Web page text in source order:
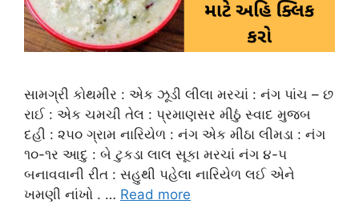
સામગ્રી કોથમીર : એક ઝૂડી લીલા મરચાં : નંગ પાંચ – છ
રાઈ : એક ચમચી તેલ : પ્રમાણસર મીઠું સ્વાદ મુજબ
દહી : ૨૫૦ ગ્રામ નારિયેળ : નંગ એક મીઠા લીમડા : નંગ
૧૦-૧ર આદુ : બે ટુકડા લાલ સૂકા મરચાં નંગ ૪-૫
બનાવવાની રીત : સહુથી પહેલા નારિયેળ લઈ એને
ખમણી નાંખો . … Read more